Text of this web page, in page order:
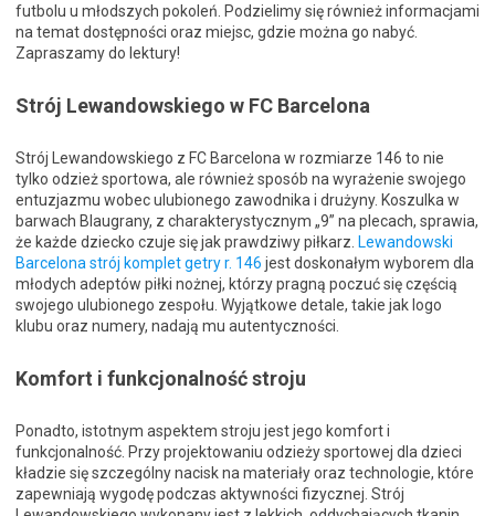
futbolu u młodszych pokoleń. Podzielimy się również informacjami
na temat dostępności oraz miejsc, gdzie można go nabyć.
Zapraszamy do lektury!
Strój Lewandowskiego w FC Barcelona
Strój Lewandowskiego z FC Barcelona w rozmiarze 146 to nie
tylko odzież sportowa, ale również sposób na wyrażenie swojego
entuzjazmu wobec ulubionego zawodnika i drużyny. Koszulka w
barwach Blaugrany, z charakterystycznym „9” na plecach, sprawia,
że każde dziecko czuje się jak prawdziwy piłkarz. Lewandowski
Barcelona strój komplet getry r. 146 jest doskonałym wyborem dla
młodych adeptów piłki nożnej, którzy pragną poczuć się częścią
swojego ulubionego zespołu. Wyjątkowe detale, takie jak logo
klubu oraz numery, nadają mu autentyczności.
Komfort i funkcjonalność stroju
Ponadto, istotnym aspektem stroju jest jego komfort i
funkcjonalność. Przy projektowaniu odzieży sportowej dla dzieci
kładzie się szczególny nacisk na materiały oraz technologie, które
zapewniają wygodę podczas aktywności fizycznej. Strój